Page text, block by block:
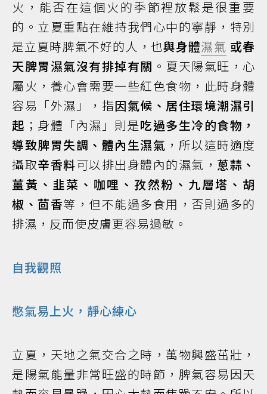
火，能否在這個火的季節裡放鬆是很重要
的。立夏重點在維持我們心中的寧靜，特別
是立夏時脾氣不好的人，也與身體濕氣 或春
天脾胃濕氣沒有排掉有關 。夏天陽氣旺，心
屬火，養心會需要一些紅色食物，此時身體
容易「外濕」，指因氣候、居住環境潮濕引
起 ；身體「內濕」則是吃過多生冷的食物，
導致脾胃失調、體內生濕氣 ，所以這時適度
攝取辛香料可以排出身體內的濕氣， 蔥蒜、
薑黃、韭菜、咖哩、孜然粉、九層塔、胡
椒、茴香等，但不能過多食用，否則過多的
排濕，反而使皮膚更容易過敏。
自我觀照
憋氣易上火，靜心練心
立夏，天地之氣交合之時，萬物興盛茁壯，
是陽氣能量非常旺盛的時節，脾氣容易因天